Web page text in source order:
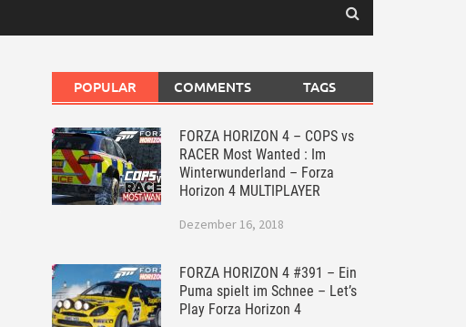
POPULAR COMMENTS TAGS
FORZA HORIZON 4 – COPS vs
RACER Most Wanted : Im
Winterwunderland – Forza
Horizon 4 MULTIPLAYER
Dezember 16, 2018
FORZA HORIZON 4 #391 – Ein
Puma spielt im Schnee – Let’s
Play Forza Horizon 4